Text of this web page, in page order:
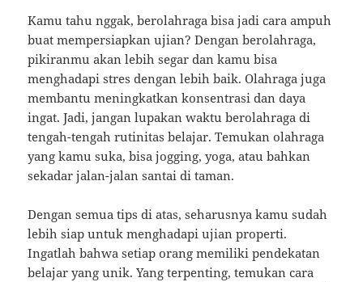
Kamu tahu nggak, berolahraga bisa jadi cara ampuh
buat mempersiapkan ujian? Dengan berolahraga,
pikiranmu akan lebih segar dan kamu bisa
menghadapi stres dengan lebih baik. Olahraga juga
membantu meningkatkan konsentrasi dan daya
ingat. Jadi, jangan lupakan waktu berolahraga di
tengah-tengah rutinitas belajar. Temukan olahraga
yang kamu suka, bisa jogging, yoga, atau bahkan
sekadar jalan-jalan santai di taman.
Dengan semua tips di atas, seharusnya kamu sudah
lebih siap untuk menghadapi ujian properti.
Ingatlah bahwa setiap orang memiliki pendekatan
belajar yang unik. Yang terpenting, temukan cara